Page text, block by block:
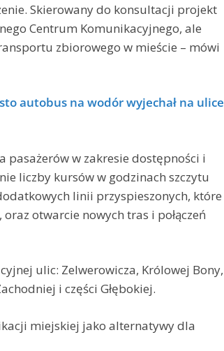
Skierowany do konsultacji projekt
Centrum Komunikacyjnego, ale
zbiorowego w mieście – mówi
autobus na wodór wyjechał na ulice
pasażerów w zakresie dostępności i
liczby kursów w godzinach szczytu
linii przyspieszonych, które
otwarcie nowych tras i połączeń
ulic: Zelwerowicza, Królowej Bony,
i części Głębokiej.
miejskiej jako alternatywy dla